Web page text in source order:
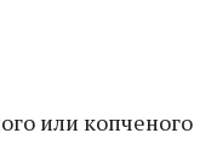
или копченого